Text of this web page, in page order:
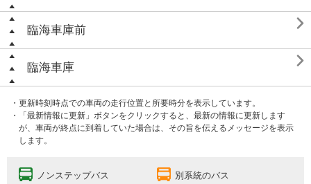
臨海車庫前 
臨海車庫 
・更新時刻時点での車両の走行位置と所要時分を表示しています。
・「最新情報に更新」ボタンをクリックすると、最新の情報に更新します
が、車両が終点に到着していた場合は、その旨を伝えるメッセージを表示
します。
ノンステップバス 別系統のバス